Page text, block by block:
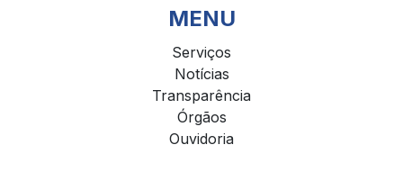
MENU
Serviços
Notícias
Transparência
Órgãos
Ouvidoria